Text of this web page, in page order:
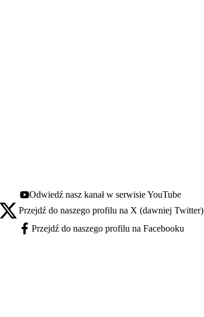
Youtube - otwiera się w nowej karcie
Odwiedź nasz kanał w serwisie YouTube
X - otwiera się w nowej karcie
Przejdź do naszego profilu na X (dawniej Twitter)
Facebook - otwiera się w nowej karcie
Przejdź do naszego profilu na Facebooku